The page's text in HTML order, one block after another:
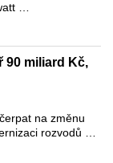
…
90 miliard Kč,
na změnu
rozvodů …